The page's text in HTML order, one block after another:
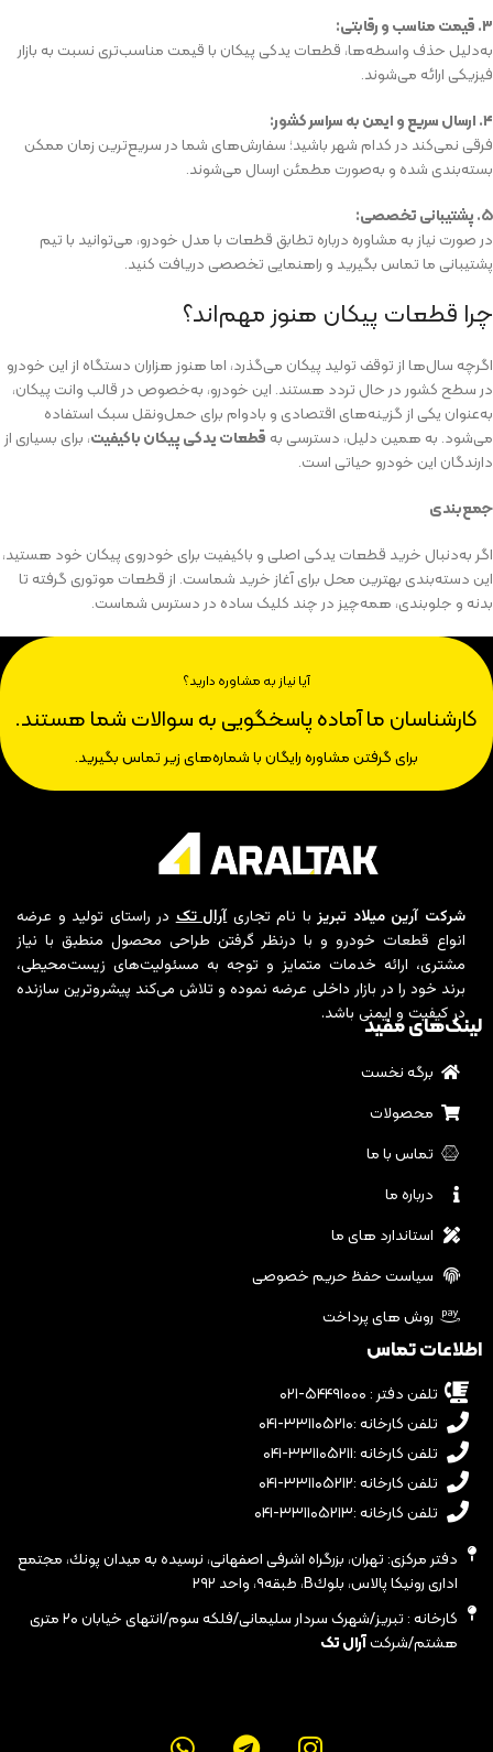
۳. قیمت مناسب و رقابتی:
به‌دلیل حذف واسطه‌ها، قطعات یدکی پیکان با قیمت مناسب‌تری نسبت به بازار
فیزیکی ارائه می‌شوند.
۴. ارسال سریع و ایمن به سراسر کشور:
فرقی نمی‌کند در کدام شهر باشید؛ سفارش‌های شما در سریع‌ترین زمان ممکن
بسته‌بندی شده و به‌صورت مطمئن ارسال می‌شوند.
۵. پشتیبانی تخصصی:
در صورت نیاز به مشاوره درباره تطابق قطعات با مدل خودرو، می‌توانید با تیم
پشتیبانی ما تماس بگیرید و راهنمایی تخصصی دریافت کنید.
چرا قطعات پیکان هنوز مهم‌اند؟
اگرچه سال‌ها از توقف تولید پیکان می‌گذرد، اما هنوز هزاران دستگاه از این خودرو
در سطح کشور در حال تردد هستند. این خودرو، به‌خصوص در قالب وانت پیکان،
به‌عنوان یکی از گزینه‌های اقتصادی و بادوام برای حمل‌ونقل سبک استفاده
می‌شود. به همین دلیل، دسترسی به قطعات یدکی پیکان باکیفیت، برای بسیاری از
دارندگان این خودرو حیاتی است.
جمع‌بندی
اگر به‌دنبال خرید قطعات یدکی اصلی و باکیفیت برای خودروی پیکان خود هستید،
این دسته‌بندی بهترین محل برای آغاز خرید شماست. از قطعات موتوری گرفته تا
بدنه و جلوبندی، همه‌چیز در چند کلیک ساده در دسترس شماست.
آیا نیاز به مشاوره دارید؟
کارشناسان ما آماده پاسخگویی به سوالات شما هستند.
برای گرفتن مشاوره رایگان با شماره‌های زیر تماس بگیرید.
شرکت آرین میلاد تبریزبا نام تجاریآرال تکدر راستای تولید و عرضه
انواع قطعات خودرو و با درنظر گرفتن طراحی محصول منطبق با نیاز
مشتری، ارائه خدمات متمایز و توجه به مسئولیت‌های زیست‌محیطی،
برند خود را در بازار داخلی عرضه نموده و تلاش می‌کند پیشروترین سازنده
در کیفیت و ایمنی باشد.
لینک‌های مفید
برگه نخست
محصولات
تماس با ما
درباره ما
استاندارد های ما
سیاست حفظ حریم خصوصی
روش های پرداخت
اطلاعات تماس
تلفن دفتر : ۵۴۴۹۱۰۰۰-۰۲۱
تلفن کارخانه :۳۳۱۱۰۵۲۱۰-۰۴۱
تلفن کارخانه :۳۳۱۱۰۵۲۱۱-۰۴۱
تلفن کارخانه :۳۳۱۱۰۵۲۱۲-۰۴۱
تلفن کارخانه :۳۳۱۱۰۵۲۱۳-۰۴۱
دفتر مرکزی: تهران، بزرگراه اشرفى اصفهانى، نرسيده به ميدان پونك، مجتمع
ادارى رونيكا پالاس، بلوكB، طبقه٩، واحد ٢٩٢
کارخانه : تبریز/شهرک سردار سلیمانی/فلکه سوم/انتهای خیابان ۲۰ متری
هشتم/شرکتآرال تک